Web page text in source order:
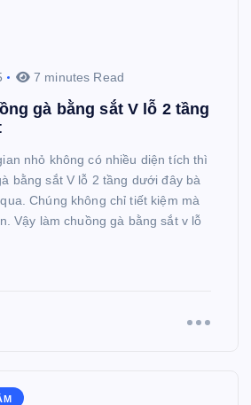
7 minutes Read
gà bằng sắt V lỗ 2 tầng
nhỏ không có nhiều diện tích thì
bằng sắt V lỗ 2 tầng dưới đây bà
Chúng không chỉ tiết kiệm mà
Vậy làm chuồng gà bằng sắt v lỗ